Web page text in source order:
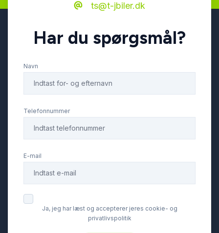
multifunktionsrat
musikstreaming via Bluetooth
mørk loftbeklædning
navigation
parkeringssensor (bag)
parkeringssensor (for)
ts@t-jbiler.dk
Har du spørgsmål?
Navn
Telefonnummer
E-mail
Ja, jeg har læst og accepterer jeres cookie- og
privatlivspolitik